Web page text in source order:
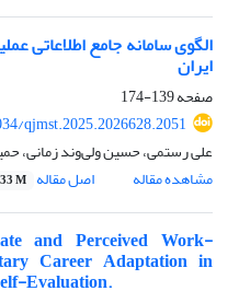
الگوی سامانه جامع اطلاعاتی
ایران
صفحه139-174
qjmst.2025.2026628.2051
علی رستمی، حسین ولی‌وند زمانی،
مشاهده مقاله
اصل مقاله M
and Perceived Work-
Career Adaptation in
Evaluation.